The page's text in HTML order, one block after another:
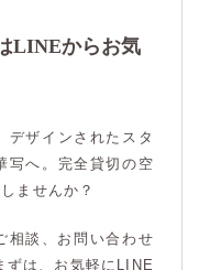
LINEからお気
デザインされたスタ
写へ。完全貸切の空
ませんか？
相談、お問い合わせ
ずは、お気軽にLINE